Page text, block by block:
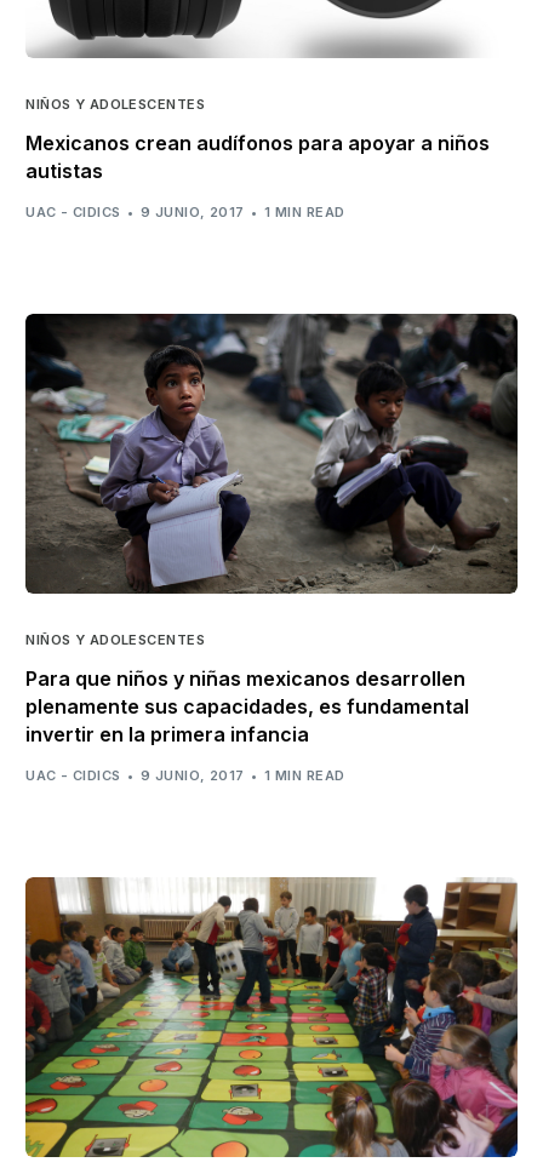
NIÑOS Y ADOLESCENTES
Mexicanos crean audífonos para apoyar a niños
autistas
UAC - CIDICS 9 JUNIO, 2017 1 MIN READ
NIÑOS Y ADOLESCENTES
Para que niños y niñas mexicanos desarrollen
plenamente sus capacidades, es fundamental
invertir en la primera infancia
UAC - CIDICS 9 JUNIO, 2017 1 MIN READ